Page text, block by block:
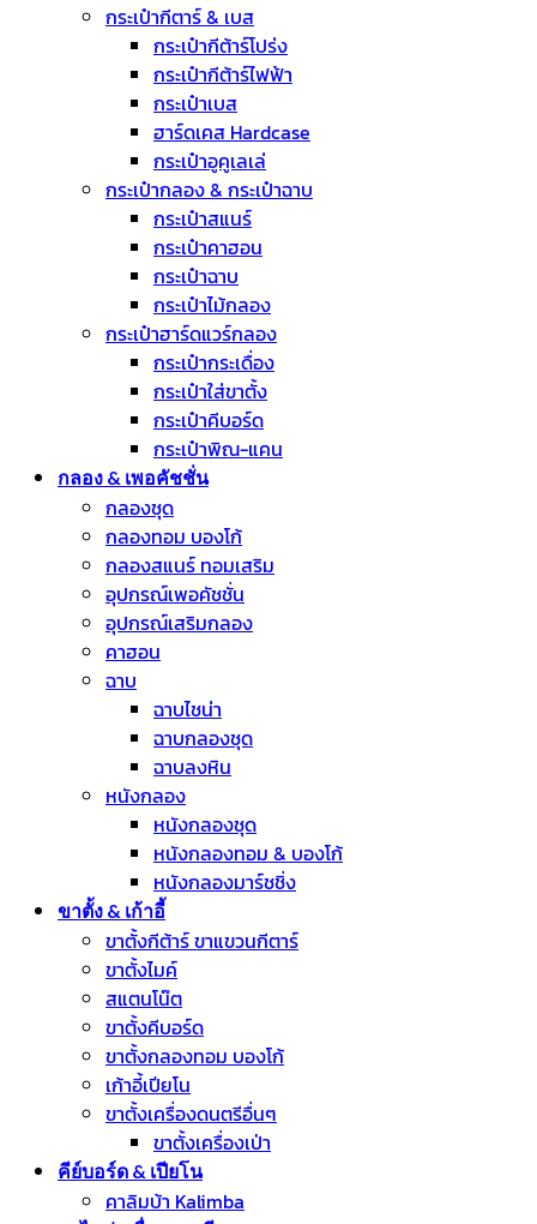
กระเป๋ากีตาร์ & เบส
กระเป๋ากีต้าร์โปร่ง
กระเป๋ากีต้าร์ไฟฟ้า
กระเป๋าเบส
ฮาร์ดเคส Hardcase
กระเป๋าอูคูเลเล่
กระเป๋ากลอง & กระเป๋าฉาบ
กระเป๋าสแนร์
กระเป๋าคาฮอน
กระเป๋าฉาบ
กระเป๋าไม้กลอง
กระเป๋าฮาร์ดแวร์กลอง
กระเป๋ากระเดื่อง
กระเป๋าใส่ขาตั้ง
กระเป๋าคีบอร์ด
กระเป๋าพิณ-แคน
กลอง & เพอคัชชั่น
กลองชุด
กลองทอม บองโก้
กลองสแนร์ ทอมเสริม
อุปกรณ์เพอคัชชั่น
อุปกรณ์เสริมกลอง
คาฮอน
ฉาบ
ฉาบไชน่า
ฉาบกลองชุด
ฉาบลงหิน
หนังกลอง
หนังกลองชุด
หนังกลองทอม & บองโก้
หนังกลองมาร์ชชิ่ง
ขาตั้ง & เก้าอี้
ขาตั้งกีต้าร์ ขาแขวนกีตาร์
ขาตั้งไมค์
สแตนโน๊ต
ขาตั้งคีบอร์ด
ขาตั้งกลองทอม บองโก้
เก้าอี้เปียโน
ขาตั้งเครื่องดนตรีอื่นๆ
ขาตั้งเครื่องเป่า
คีย์บอร์ด & เปียโน
คาลิมบ้า Kalimba